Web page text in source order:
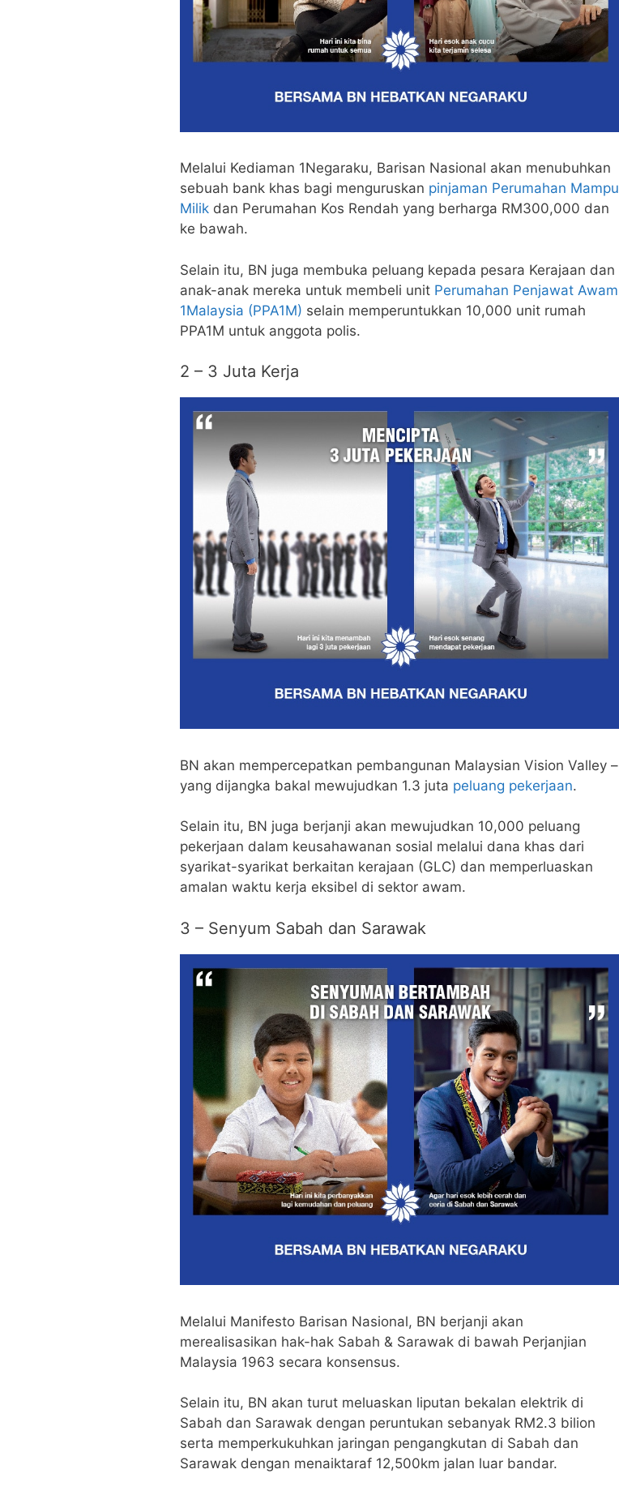
Melalui Kediaman 1Negaraku, Barisan Nasional akan menubuhkan
sebuah bank khas bagi menguruskan pinjaman Perumahan Mampu
Milik dan Perumahan Kos Rendah yang berharga RM300,000 dan
ke bawah.
Selain itu, BN juga membuka peluang kepada pesara Kerajaan dan
anak-anak mereka untuk membeli unit Perumahan Penjawat Awam
1Malaysia (PPA1M) selain memperuntukkan 10,000 unit rumah
PPA1M untuk anggota polis.
2 – 3 Juta Kerja
BN akan mempercepatkan pembangunan Malaysian Vision Valley –
yang dijangka bakal mewujudkan 1.3 juta peluang pekerjaan.
Selain itu, BN juga berjanji akan mewujudkan 10,000 peluang
pekerjaan dalam keusahawanan sosial melalui dana khas dari
syarikat-syarikat berkaitan kerajaan (GLC) dan memperluaskan
amalan waktu kerja eksibel di sektor awam.
3 – Senyum Sabah dan Sarawak
Melalui Manifesto Barisan Nasional, BN berjanji akan
merealisasikan hak-hak Sabah & Sarawak di bawah Perjanjian
Malaysia 1963 secara konsensus.
Selain itu, BN akan turut meluaskan liputan bekalan elektrik di
Sabah dan Sarawak dengan peruntukan sebanyak RM2.3 bilion
serta memperkukuhkan jaringan pengangkutan di Sabah dan
Sarawak dengan menaiktaraf 12,500km jalan luar bandar.